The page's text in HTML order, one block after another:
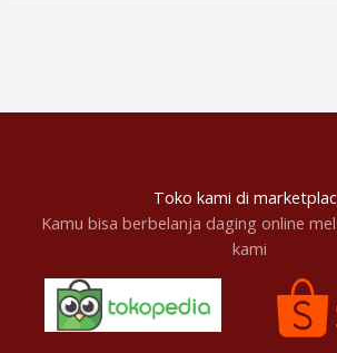
Toko kami di
Kamu bisa berbelanja daging online
kami